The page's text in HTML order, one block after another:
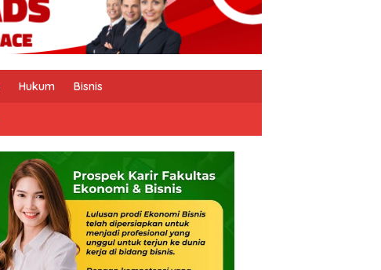
Hukum Bisnis